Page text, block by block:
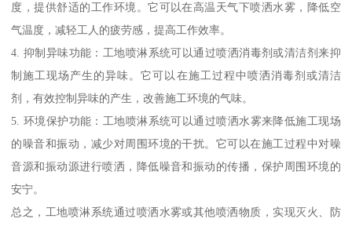
度，提供舒适的工作环境。它可以在高温天气下喷洒水雾，降低空
气温度，减轻工人的疲劳感，提高工作效率。
4. 抑制异味功能：工地喷淋系统可以通过喷洒消毒剂或清洁剂来抑
制施工现场产生的异味。它可以在施工过程中喷洒消毒剂或清洁
剂，有效控制异味的产生，改善施工环境的气味。
5. 环境保护功能：工地喷淋系统可以通过喷洒水雾来降低施工现场
的噪音和振动，减少对周围环境的干扰。它可以在施工过程中对噪
音源和振动源进行喷洒，降低噪音和振动的传播，保护周围环境的
安宁。
总之，工地喷淋系统通过喷洒水雾或其他喷洒物质，实现灭火、防